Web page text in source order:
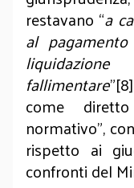
restavano “a
al
fallimentare
come
normativo”,
rispetto ai
confronti del